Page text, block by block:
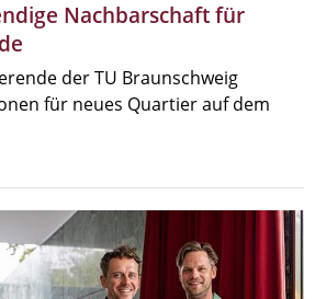
Nachbarschaft für
der TU Braunschweig
für neues Quartier auf dem